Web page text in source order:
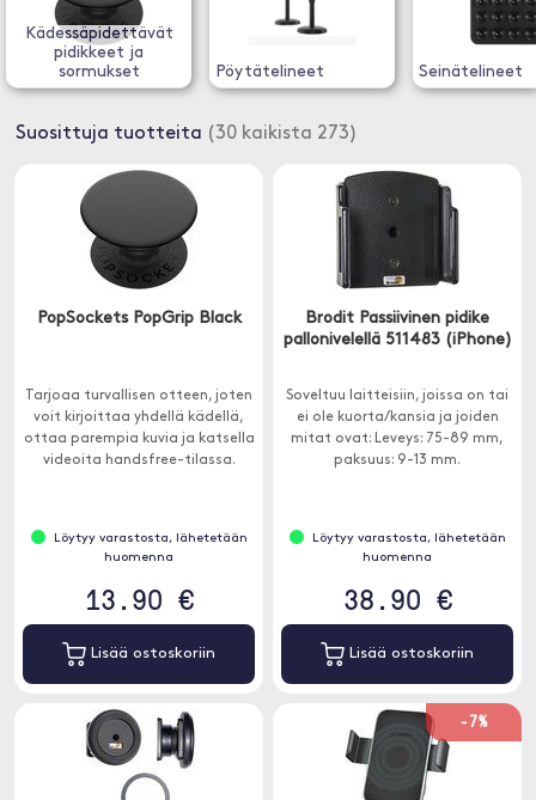
Kädessäpidettävät
pidikkeet ja
sormukset
Pöytätelineet Seinätelineet
Suosittuja tuotteita (30 kaikista 273)
PopSockets PopGrip Black
Tarjoaa turvallisen otteen, joten
voit kirjoittaa yhdellä kädellä,
ottaa parempia kuvia ja katsella
videoita handsfree-tilassa.
Löytyy varastosta, lähetetään
huomenna
13.90 €
Lisää ostoskoriin
Brodit Passiivinen pidike
pallonivelellä 511483 (iPhone)
Soveltuu laitteisiin, joissa on tai
ei ole kuorta/kansia ja joiden
mitat ovat: Leveys: 75-89 mm,
paksuus: 9-13 mm.
Löytyy varastosta, lähetetään
huomenna
38.90 €
Lisää ostoskoriin
-7%